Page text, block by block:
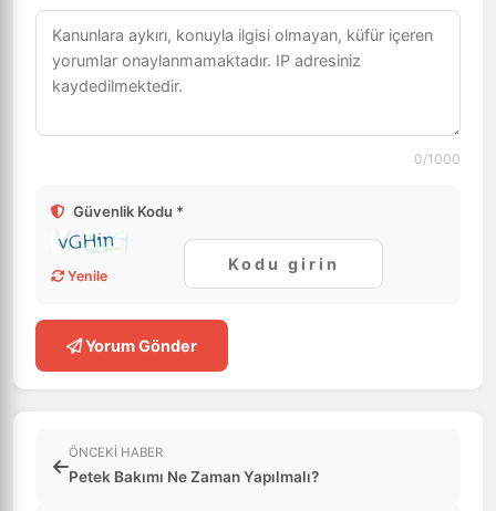
0/1000
Güvenlik Kodu *
Yenile
Yorum Gönder
ÖNCEKI HABER
Petek Bakımı Ne Zaman Yapılmalı?